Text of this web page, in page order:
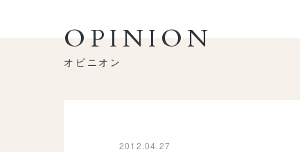
OPINION
オピニオン
2012.04.27